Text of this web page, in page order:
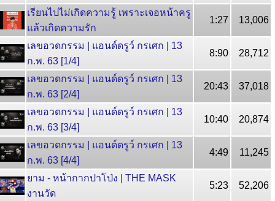
เรียนไปไม่เกิดความรู้ เพราะเจอหน้าครู
แล้วเกิดความรัก
1:27 13,006
เลขอวดกรรม | แอนด์ดรูว์ กรเศก | 13
ก.พ. 63 [1/4]
8:90 28,712
เลขอวดกรรม | แอนด์ดรูว์ กรเศก | 13
ก.พ. 63 [2/4]
20:43 37,018
เลขอวดกรรม | แอนด์ดรูว์ กรเศก | 13
ก.พ. 63 [3/4]
10:40 20,874
เลขอวดกรรม | แอนด์ดรูว์ กรเศก | 13
ก.พ. 63 [4/4]
4:49 11,245
ยาม - หน้ากากปาโป่ง | THE MASK
งานวัด
5:23 52,206